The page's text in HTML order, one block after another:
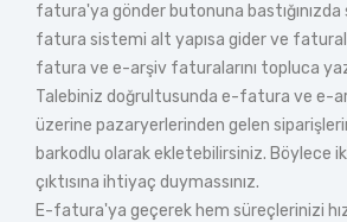
fatura'ya gönder butonuna
fatura sistemi alt yapısa gider ve
fatura ve e-arşiv faturalarını topluca
Talebiniz doğrultusunda e-fatura ve e-
üzerine pazaryerlerinden gelen
barkodlu olarak ekletebilirsiniz. Böylece
çıktısına ihtiyaç duymassınız.
E-fatura'ya geçerek hem süreçlerinizi